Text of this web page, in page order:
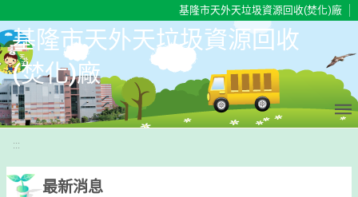
基隆市天外天垃圾資源回收(焚化)廠
基隆市天外天垃圾資源回收
(焚化)廠
:::
最新消息